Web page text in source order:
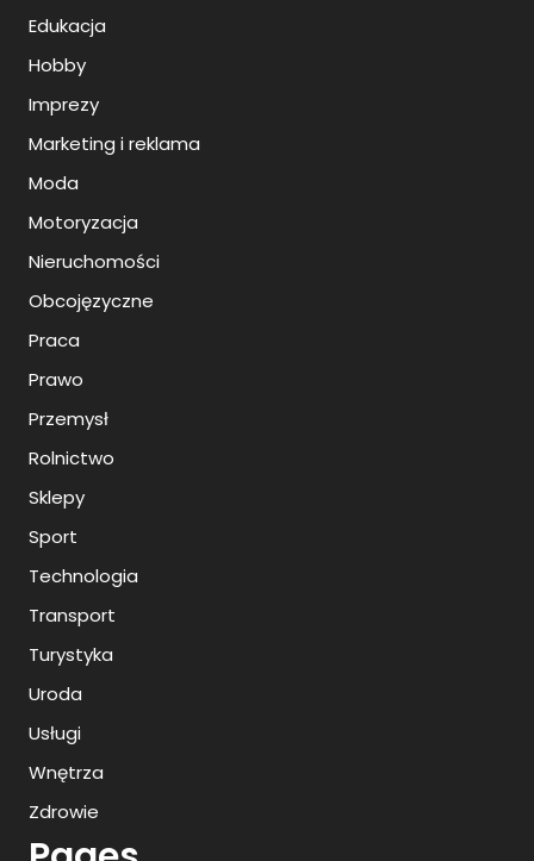
Edukacja
Hobby
Imprezy
Marketing i reklama
Moda
Motoryzacja
Nieruchomości
Obcojęzyczne
Praca
Prawo
Przemysł
Rolnictwo
Sklepy
Sport
Technologia
Transport
Turystyka
Uroda
Usługi
Wnętrza
Zdrowie